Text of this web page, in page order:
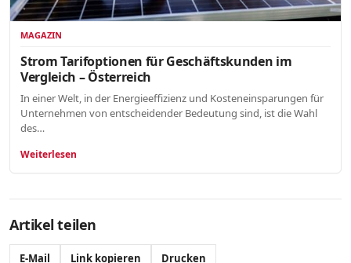
MAGAZIN
Strom Tarifoptionen für Geschäftskunden im
Vergleich – Österreich
In einer Welt, in der Energieeffizienz und Kosteneinsparungen für
Unternehmen von entscheidender Bedeutung sind, ist die Wahl
des…
Weiterlesen
Artikel teilen
E-Mail Link kopieren Drucken